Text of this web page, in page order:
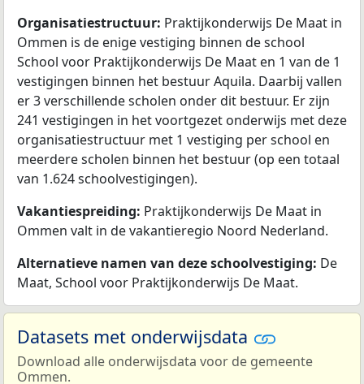
Organisatiestructuur: Praktijkonderwijs De Maat in
Ommen is de enige vestiging binnen de school
School voor Praktijkonderwijs De Maat en 1 van de 1
vestigingen binnen het bestuur Aquila. Daarbij vallen
er 3 verschillende scholen onder dit bestuur. Er zijn
241 vestigingen in het voortgezet onderwijs met deze
organisatiestructuur met 1 vestiging per school en
meerdere scholen binnen het bestuur (op een totaal
van 1.624 schoolvestigingen).
Vakantiespreiding: Praktijkonderwijs De Maat in
Ommen valt in de vakantieregio Noord Nederland.
Alternatieve namen van deze schoolvestiging: De
Maat, School voor Praktijkonderwijs De Maat.
Datasets met onderwijsdata
Download alle onderwijsdata voor de gemeente
Ommen.